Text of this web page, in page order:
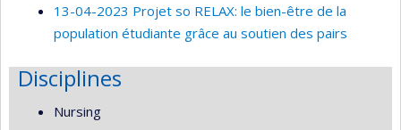
13-04-2023 Projet so RELAX: le bien-être de la
population étudiante grâce au soutien des pairs
Disciplines
Nursing